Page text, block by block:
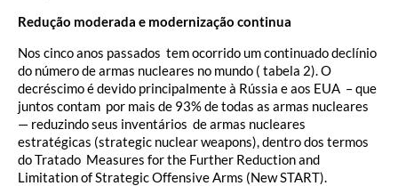
Redução moderada e modernização continua
Nos cinco anos passados tem ocorrido um continuado declínio
do número de armas nucleares no mundo ( tabela 2). O
decréscimo é devido principalmente à Rússia e aos EUA – que
juntos contam por mais de 93% de todas as armas nucleares
— reduzindo seus inventários de armas nucleares
estratégicas (strategic nuclear weapons), dentro dos termos
do Tratado Measures for the Further Reduction and
Limitation of Strategic Offensive Arms (New START).